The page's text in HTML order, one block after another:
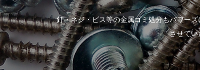
釘・ネジ・ビス等の金属ゴミ処分もパワー
させてい